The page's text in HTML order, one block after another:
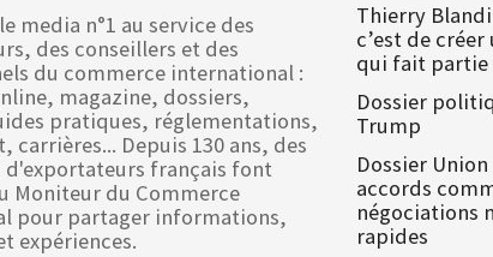
media n°1 au service des
des conseillers et des
du commerce international :
magazine, dossiers,
pratiques, réglementations,
carrières... Depuis 130 ans, des
d'exportateurs français font
Moniteur du Commerce
pour partager informations,
expériences.
Thierry
c’est de
qui fait partie
Dossier
Trump
Dossier
accords
négociations
rapides